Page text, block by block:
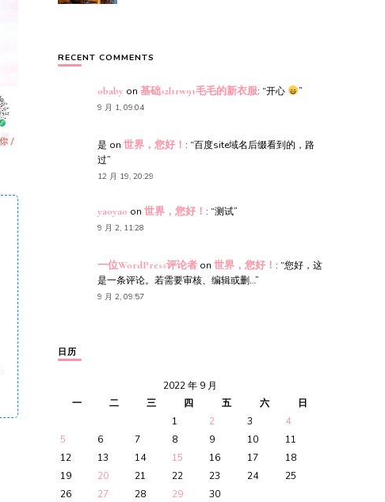
RECENT COMMENTS
obabyon 基础s2l11w91毛毛的新衣服: “开心 ”
9 月 1, 09:04
是 on 世界，您好！ : “百度site域名后缀看到的，路
过”
12 月 19, 20:29
yaoyao on 世界，您好！ : “测试”
9 月 2, 11:28
一位WordPress评论者on 世界，您好！ : “您好，这
是一条评论。若需要审核、编辑或删…”
9 月 2, 09:57
日历
2022 年 9 月
一
二 三 四 五 六
日
1
2 3
4
5
6 7 8 9 10
11
12
13 14 15 16 17
18
19
20 21 22 23 24
25
26
27 28 29 30